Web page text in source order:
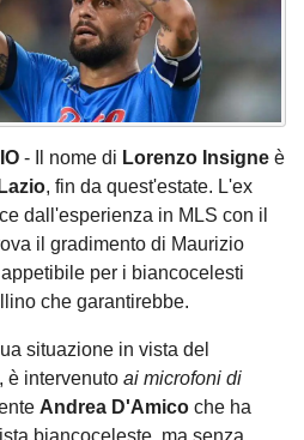
- Il nome di Lorenzo Insigne è
Lazio, fin da quest'estate. L'ex
dall'esperienza in MLS con il
il gradimento di Maurizio
per i biancocelesti
che garantirebbe.
situazione in vista del
è intervenuto ai microfoni di
Andrea D'Amico che ha